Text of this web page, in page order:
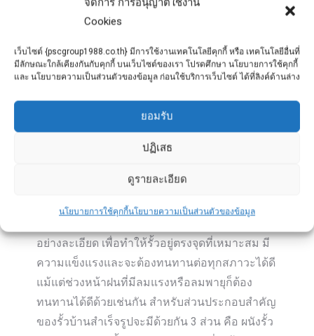
Cookies
เว็บไซต์ {pscgroup1988.co.th} มีการใช้งานเทคโนโลยีคุกกี้ หรือ เทคโนโลยีอื่นที่
มีลักษณะใกล้เคียงกันกับคุกกี้ บนเว็บไซต์ของเรา โปรดศึกษา นโยบายการใช้คุกกี้
และ นโยบายความเป็นส่วนตัวของข้อมูล ก่อนใช้บริการเว็บไซต์ ได้ที่ลิงค์ด้านล่าง
ยอมรับ
ปฏิเสธ
ดูรายละเอียด
นโยบายการใช้คุกกี้นโยบายความเป็นส่วนตัวของข้อมูล
การทำคอนกรีตบล็อกแล้วใช้การอัดแรงเพื่อทำให้
กลายมาเป็นรูปทรงแบบสำเร็จที่นำไปติดตั้งได้ทันที
มีคุณสมบัติที่แข็งแกร่งและทนทานสูง ส่วนการยึด
ตัวคอนกรีตให้ติดกันนั้นจะใช้เป็นลวดPC
เพื่อการเสริมแรง เมื่อนำไปติดตั้งแล้วจะให้รั้ว
บ้านที่มีความสวยงามทันที ความสูงมาตรฐานของ
ในเรื่องของการใช้งานที่มีอายุยาวนานแต่ราคาไม่
การติดตั้งนั้นทางร้านที่รับติดตั้งรั้วบ้านสำเร็จรูปจะ
มีทีมวิศวกรและช่างที่มีความชำนาญการมาเป็นผู้
อย่างละเอียด เพื่อทำให้รั้วอยู่ตรงจุดที่เหมาะสม มี
ความแข็งแรงและจะต้องทนทานต่อทุกสภาวะได้ดี
แม้แต่ช่วงหน้าฝนที่มีลมแรงหรือลมพายุก็ต้อง
ทนทานได้ดีด้วยเช่นกัน สำหรับส่วนประกอบสำคัญ
ของรั้วบ้านสำเร็จรูปจะมีด้วยกัน 3 ส่วน คือ ผนังรั้ว